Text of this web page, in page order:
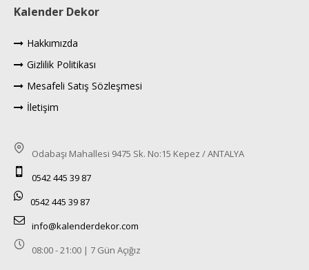
Kalender Dekor
Hakkımızda
Gizlilik Politikası
Mesafeli Satış Sözleşmesi
İletişim
Odabaşı Mahallesi 9475 Sk. No:15 Kepez / ANTALYA
0542 445 39 87
0542 445 39 87
info@kalenderdekor.com
08:00 - 21:00 | 7 Gün Açığız